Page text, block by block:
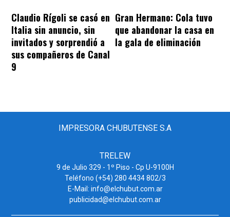
Claudio Rígoli se casó en
Italia sin anuncio, sin
invitados y sorprendió a
sus compañeros de Canal
9
Gran Hermano: Cola tuvo
que abandonar la casa en
la gala de eliminación
IMPRESORA CHUBUTENSE S.A
TRELEW
9 de Julio 329 - 1º Piso - Cp U-9100H
Teléfono (+54) 280 4434 802/3
E-Mail: info@elchubut.com.ar
publicidad@elchubut.com.ar